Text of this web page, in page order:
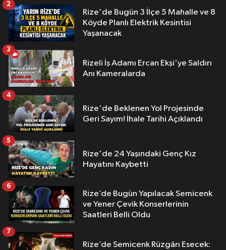
Rize'de Bugün 3 İlçe 5 Mahalle ve 8
Köyde Planlı Elektrik Kesintisi
Yaşanacak
2
Rizeli İş Adamı Ercan Ekşi'ye Saldırı
Anı Kameralarda
3
Rize'de Beklenen Yol Projesinde
Geri Sayım! İhale Tarihi Açıklandı
4
Rize'de 24 Yaşındaki Genç Kız
Hayatını Kaybetti
5
Rize’de Bugün Yapılacak Semicenk
ve Yener Çevik Konserlerinin
Saatleri Belli Oldu
6
Rize’de Semicenk Rüzgârı Esecek:
7